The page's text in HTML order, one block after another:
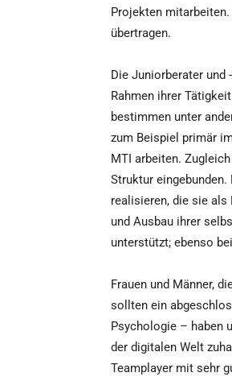
Projekten
übertragen.
Die Juniorberater
Rahmen ihrer
bestimmen unter
zum Beispiel primär
MTI arbeiten.
Struktur
realisieren, die sie als
und Ausbau ihrer
unterstützt; ebenso
Frauen und Männer,
sollten ein
Psychologie – haben
der digitalen Welt
Teamplayer mit sehr